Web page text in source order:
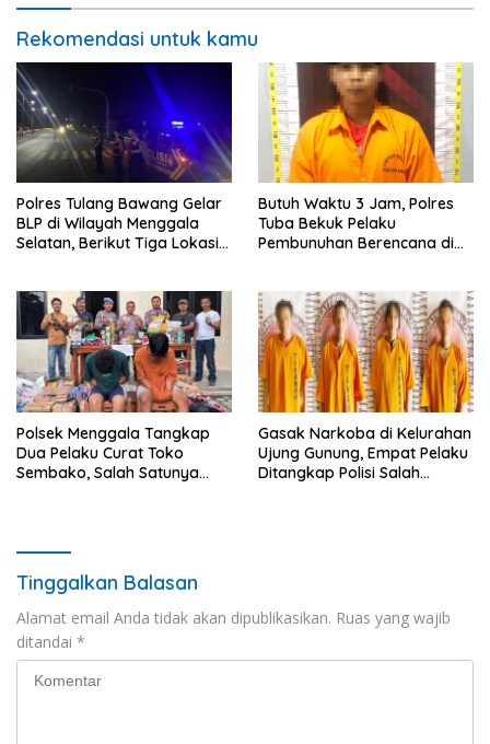
Rekomendasi untuk kamu
Polres Tulang Bawang Gelar
BLP di Wilayah Menggala
Selatan, Berikut Tiga Lokasi
Butuh Waktu 3 Jam, Polres
Tuba Bekuk Pelaku
Pembunuhan Berencana di
Polsek Menggala Tangkap
Dua Pelaku Curat Toko
Sembako, Salah Satunya
Gasak Narkoba di Kelurahan
Ujung Gunung, Empat Pelaku
Ditangkap Polisi Salah
Tinggalkan Balasan
Alamat email Anda tidak akan dipublikasikan. Ruas yang wajib
ditandai *